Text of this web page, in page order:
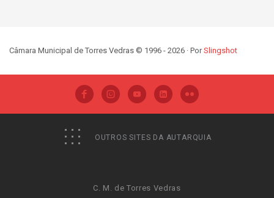
Câmara Municipal de Torres Vedras © 1996 - 2026 · PorSlingshot
OUTROS SITES DA AUTARQUIA
C. M. de Torres Vedras